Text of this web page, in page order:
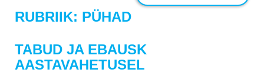
RUBRIIK: PÜHAD
TABUD JA EBAUSK
AASTAVAHETUSEL